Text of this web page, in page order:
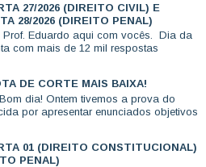
27/2026 (DIREITO CIVIL) E
28/2026 (DIREITO PENAL)
Eduardo aqui com vocês. Dia da
com mais de 12 mil respostas
DE CORTE MAIS BAIXA!
dia! Ontem tivemos a prova do
por apresentar enunciados objetivos
01 (DIREITO CONSTITUCIONAL)
PENAL)